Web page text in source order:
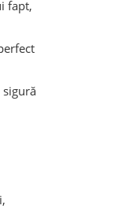
fapt,
sigură